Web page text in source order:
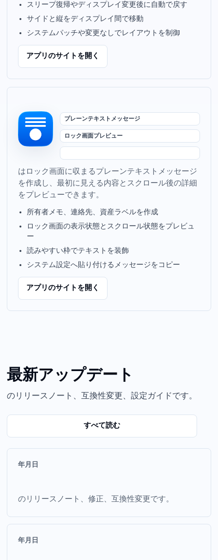
スリープ復帰やディスプレイ変更後に自動で戻す
サイド Dock と縦 Dock をディスプレイ間で移動
システムパッチや SIP 変更なしで Dock レイアウトを制御
アプリの Web サイトを開く
プレーンテキストメッセージ
ロック画面プレビュー
LockLines は macOS ロック画面に収まるプレーンテキストメッセージ
を作成し、最初に見える内容とスクロール後の詳細
をプレビューできます。
所有者メモ、連絡先、資産ラベルを作成
ロック画面の表示状態とスクロール状態をプレビュ
ー
読みやすい枠でテキストを装飾
システム設定へ貼り付けるメッセージをコピー
アプリの Web サイトを開く
最新アップデート
Parall のリリースノート、互換性変更、設定ガイドです。
すべて読む
2026年8月7日
Parall のリリースノート、修正、互換性変更です。
2026年7月30日